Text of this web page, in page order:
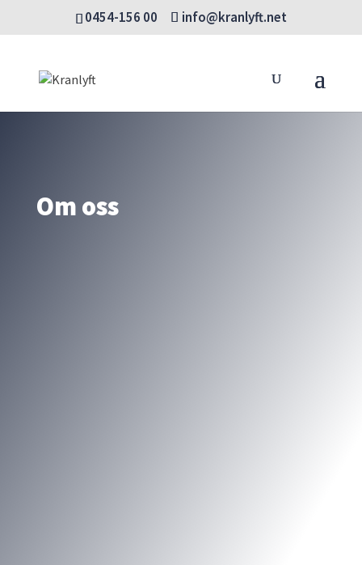
0454-156 00 info@kranlyft.net
Om oss